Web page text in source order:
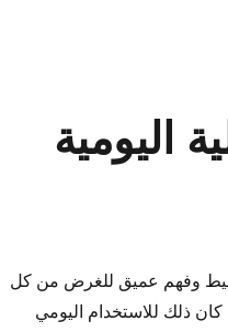
اليومية
وفهم عميق للغرض من كل
ذلك للاستخدام اليومي